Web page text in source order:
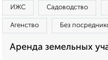
ИЖС Садоводство
Агенство Без
Аренда земельных